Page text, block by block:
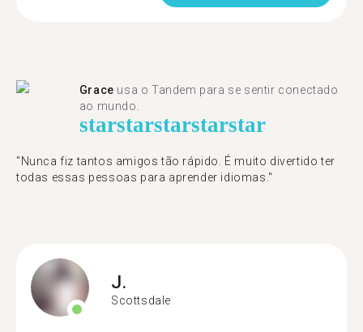
Grace usa o Tandem para se sentir conectado
ao mundo.
starstarstarstarstar
"Nunca fiz tantos amigos tão rápido. É muito divertido ter
todas essas pessoas para aprender idiomas."
J.
Scottsdale